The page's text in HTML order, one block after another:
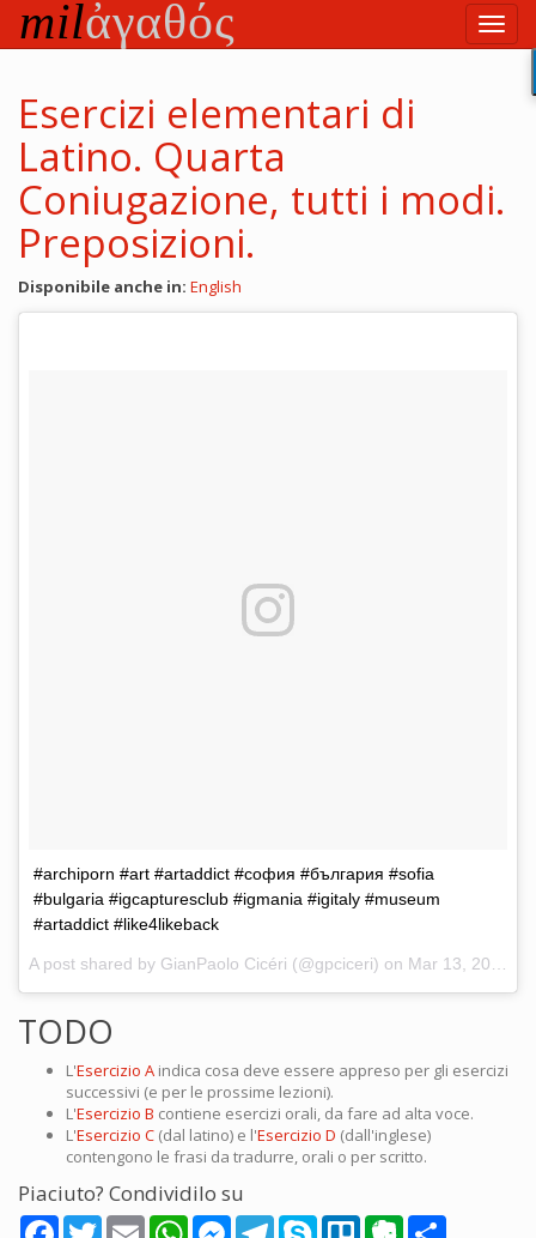
testo
Esercizi elementari di
Latino. Quarta
Coniugazione, tutti i modi.
Preposizioni.
Disponibile anche in: English
#archiporn #art #artaddict #софия #българия #sofia
#bulgaria #igcapturesclub #igmania #igitaly #museum
#artaddict #like4likeback
A post shared by GianPaolo Cicéri (@gpciceri) on Mar 13, 2017 at 11:47am PDT
TODO
L'Esercizio A indica cosa deve essere appreso per gli esercizi
successivi (e per le prossime lezioni).
L'Esercizio B contiene esercizi orali, da fare ad alta voce.
L'Esercizio C (dal latino) e l'Esercizio D (dall'inglese)
contengono le frasi da tradurre, orali o per scritto.
Piaciuto? Condividilo su
FacebookTwitterEmail WhatsAppMessengerTelegramSkype Trello Evernote